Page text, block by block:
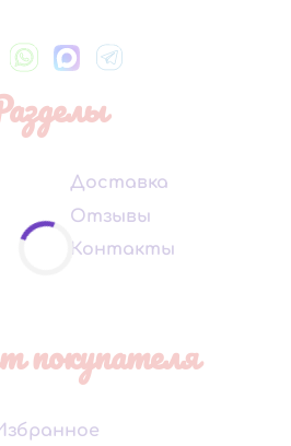
Доставка
Отзывы
Контакты
покупателя